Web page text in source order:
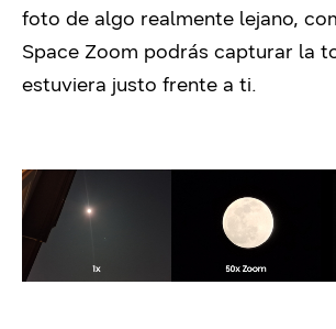
foto de algo realmente lejano,
Space Zoom podrás capturar la
estuviera justo frente a ti.